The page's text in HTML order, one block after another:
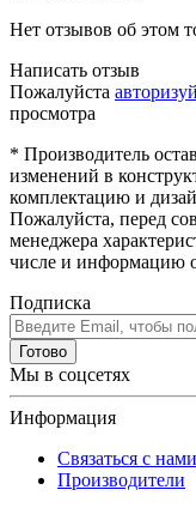
Нет отзывов об этом
Написать отзыв
Пожалуйста
просмотра
* Производитель
изменений в
комплектацию и
Пожалуйста, перед
менеджера
числе и информацию
Подписка
Готово
Мы в соцсетях
Информация
Связаться с нами
Производители